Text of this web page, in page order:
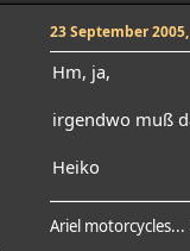
23 September
Hm, ja,
irgendwo muß
Heiko
Ariel